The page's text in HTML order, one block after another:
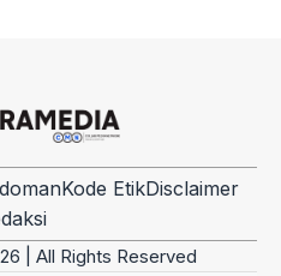
Kode EtikDisclaimer
| All Rights Reserved